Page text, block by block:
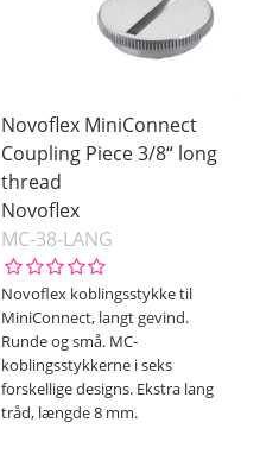
Novoflex MiniConnect
Coupling Piece 3/8“ long
thread
Novoflex
MC-38-LANG
Novoflex koblingsstykke til
MiniConnect, langt gevind.
Runde og små. MC-
koblingsstykkerne i seks
forskellige designs. Ekstra lang
tråd, længde 8 mm.